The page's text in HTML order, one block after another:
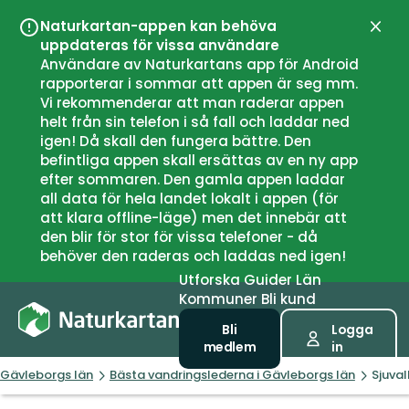
Naturkartan-appen kan behöva
uppdateras för vissa användare
Användare av Naturkartans app för Android
rapporterar i sommar att appen är seg mm.
Vi rekommenderar att man raderar appen
helt från sin telefon i så fall och laddar ned
igen! Då skall den fungera bättre. Den
befintliga appen skall ersättas av en ny app
efter sommaren. Den gamla appen laddar
all data för hela landet lokalt i appen (för
att klara offline-läge) men det innebär att
den blir för stor för vissa telefoner - då
behöver den raderas och laddas ned igen!
UtforskaGuiderLän
Kommuner Bli kund
Bli
medlem
Logga
in
Gävleborgs län Bästa vandringslederna i Gävleborgs län